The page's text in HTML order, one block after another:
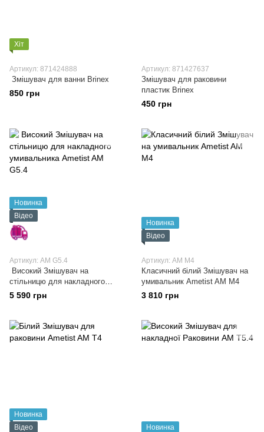
Хіт
Артикул: 871424888
Змішувач для ванни Brinex
850 грн
Артикул: 871427637
Змішувач для раковини
пластик Brinex
450 грн
Новинка
Відео
Артикул: AM G5.4
Високий Змішувач на
стільницю для накладного
умивальника Ametist AM G5.4
5 590 грн
Новинка
Відео
Артикул: AM M4
Класичний білий Змішувач на
умивальник Ametist AM M4
3 810 грн
Новинка
Відео
Новинка